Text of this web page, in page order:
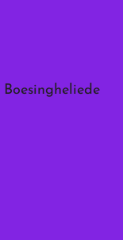
Boesingheliede